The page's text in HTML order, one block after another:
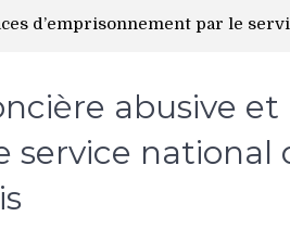
d’emprisonnement par le
abusive et
service national